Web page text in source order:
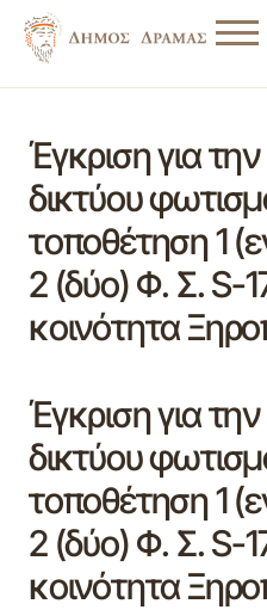
Έγκριση για
δικτύου
τοποθέτηση 1
2 (δύο) Φ. Σ. S-
κοινότητα
Έγκριση για
δικτύου
τοποθέτηση 1
2 (δύο) Φ. Σ. S-
κοινότητα